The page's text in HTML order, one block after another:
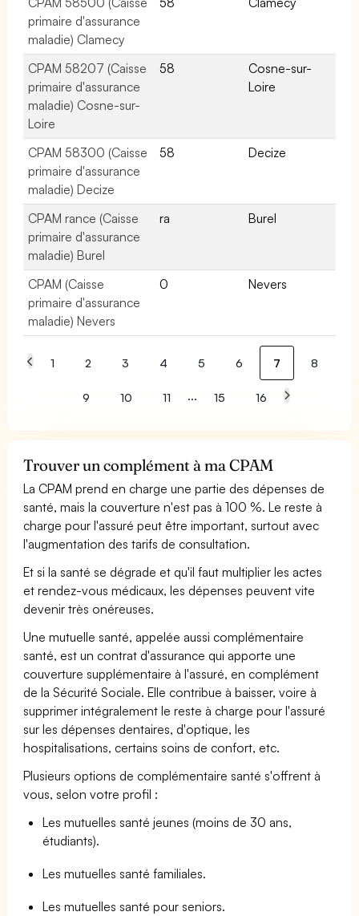
primaire d'assurance
maladie) Clamecy
CPAM 58207 (Caisse
primaire d'assurance
maladie) Cosne-sur-
Loire
58
Cosne-sur-
Loire
CPAM 58300 (Caisse
primaire d'assurance
maladie) Decize
58 Decize
CPAM rance (Caisse
primaire d'assurance
maladie) Burel
ra Burel
CPAM (Caisse
primaire d'assurance
maladie) Nevers
0 Nevers
1 2 3 4 5 6 7 8
9 10 11 ... 15 16
Trouver un complément à ma CPAM
La CPAM prend en charge une partie des dépenses de
santé, mais la couverture n'est pas à 100 %. Le reste à
charge pour l'assuré peut être important, surtout avec
l'augmentation des tarifs de consultation.
Et si la santé se dégrade et qu'il faut multiplier les actes
et rendez-vous médicaux, les dépenses peuvent vite
devenir très onéreuses.
Une mutuelle santé, appelée aussi complémentaire
santé, est un contrat d'assurance qui apporte une
couverture supplémentaire à l'assuré, en complément
de la Sécurité Sociale. Elle contribue à baisser, voire à
supprimer intégralement le reste à charge pour l'assuré
sur les dépenses dentaires, d'optique, les
hospitalisations, certains soins de confort, etc.
Plusieurs options de complémentaire santé s'offrent à
vous, selon votre profil :
Les mutuelles santé jeunes (moins de 30 ans,
étudiants).
Les mutuelles santé familiales.
Les mutuelles santé pour seniors.